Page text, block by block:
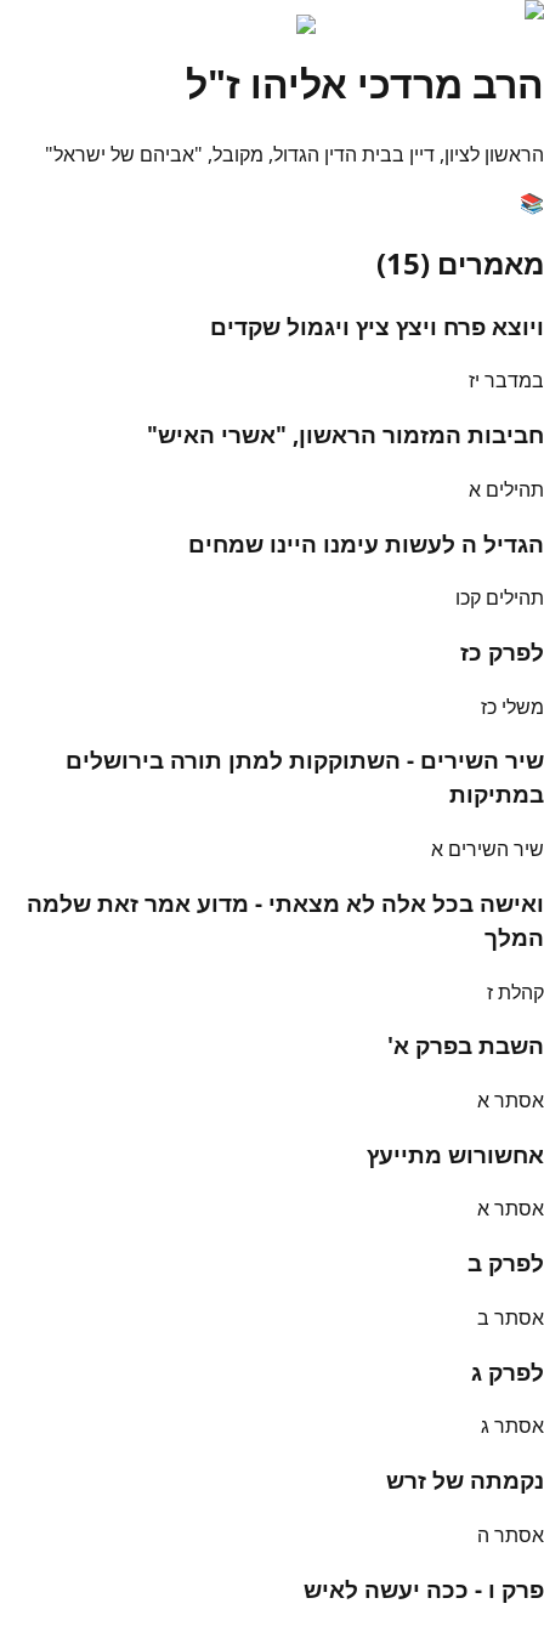
הרב מרדכי אליהו ז"ל
הראשון לציון, דיין בבית הדין הגדול, מקובל, "אביהם של ישראל"
📚
מאמרים (15
)
ויוצא פרח ויצץ ציץ ויגמול שקדים
במדבר יז
חביבות המזמור הראשון, "אשרי האיש"
תהילים א
הגדיל ה לעשות עימנו היינו שמחים
תהילים קכו
לפרק כז
משלי כז
שיר השירים - השתוקקות למתן תורה בירושלים
במתיקות
שיר השירים א
ואישה בכל אלה לא מצאתי - מדוע אמר זאת שלמה
המלך
קהלת ז
השבת בפרק א'
אסתר א
אחשורוש מתייעץ
אסתר א
לפרק ב
אסתר ב
לפרק ג
אסתר ג
נקמתה של זרש
אסתר ה
פרק ו - ככה יעשה לאיש